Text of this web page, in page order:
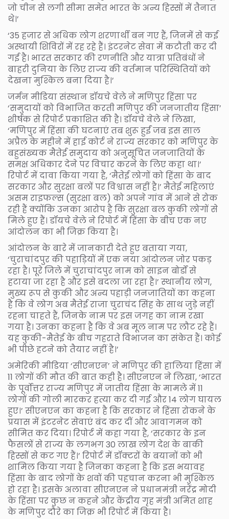
जो चीन से लगी सीमा समेत भारत के अन्य हिस्सों में तैनात
थे।’
‘35 हजार से अधिक लोग शरणार्थी बन गए हैं, जिनमें से कई
अस्थायी शिविरों में रह रहे हैं। इंटरनेट सेवा में कटौती कर दी
गई है। भारत सरकार की रणनीति और यात्रा प्रतिबंधों ने
बाहरी दुनिया के लिए राज्य की वर्तमान परिस्थितियों को
देखना मुश्किल बना दिया है।’
जर्मन मीडिया संस्थान डॉयचे वेले ने मणिपुर हिंसा पर
‘समुदायों को विभाजित करती मणिपुर की जनजातीय हिंसा’
शीर्षक से रिपोर्ट प्रकाशित की है। डॉयचे वेले ने लिखा,
‘मणिपुर में हिंसा की घटनाएं तब शुरू हुईं जब इस साल
अप्रैल के महीने में हाई कोर्ट ने राज्य सरकार को मणिपुर के
बहुसंख्यक मैतेई समुदाय को अनुसूचित जनजातियों के
समक्ष अधिकार देने पर विचार करने के लिए कहा था।’
रिपोर्ट में दावा किया गया है, ‘मैतेई लोगों को हिंसा के बाद
सरकार और सुरक्षा बलों पर विश्वास नहीं है।’ मैतेई महिलाएं
असम राइफल्स (सुरक्षा बल) को अपने गांव में आने से रोक
रही हैं क्योंकि उनका आरोप है कि सुरक्षा बल कुकी लोगों से
मिले हुए हैं। डॉयचे वेले ने रिपोर्ट में हिंसा के बीच एक नए
आंदोलन का भी जिक्र किया है।
आंदोलन के बारे में जानकारी देते हुए बताया गया,
‘चुराचांदपुर की पहाड़ियों में एक नया आंदोलन जोर पकड़
रहा है। पूरे जिले में चुराचांदपुर नाम को साइन बोर्डों से
हटाया जा रहा है और इसे बदला जा रहा है।’ स्थानीय लोग,
मुख्य रूप से कुकी और अन्य पहाड़ी जनजातियों का कहना
है कि वे लोग अब मैतेई राजा चुराचंद सिंह के साथ जुड़े नहीं
रहना चाहते हैं, जिनके नाम पर इस जगह का नाम रखा
गया है। उनका कहना है कि वे अब मूल नाम पर लौट रहे हैं।
यह कुकी-मैतेई के बीच गहराते विभाजन का संकेत हैं। कोई
भी पीछे हटने को तैयार नहीं है।’
अमेरिकी मीडिया ‘सीएनएन’ ने मणिपुर की हालिया हिंसा में
11 लोगों की मौत की बात कही है। सीएनएन ने लिखा, ‘भारत
के पूर्वोत्तर राज्य मणिपुर में जातीय हिंसा के मामले में 11
लोगों की गोली मारकर हत्या कर दी गई और 14 लोग घायल
हुए।’ सीएनएन का कहना है कि सरकार ने हिंसा रोकने के
प्रयास में इंटरनेट सेवाएं बंद कर दीं और आवागमन को
सीमित कर दिया। रिपोर्ट में कहा गया है, ‘सरकार के इन
फैसलों से राज्य के लगभग 30 लाख लोग देश के बाकी
हिस्सों से कट गए हैं।’ रिपोर्ट में डॉक्टरों के बयानों को भी
शामिल किया गया है जिनका कहना है कि इस भयावह
हिंसा के बाद लोगों के शवों की पहचान करना भी मुश्किल
हो रहा है। इसके अलावा सीएनएन ने प्रधानमंत्री नरेंद्र मोदी
के हिंसा पर कुछ न कहने और केंद्रीय गृह मंत्री अमित शाह
के मणिपुर दौरे का जिक्र भी रिपोर्ट में किया है।